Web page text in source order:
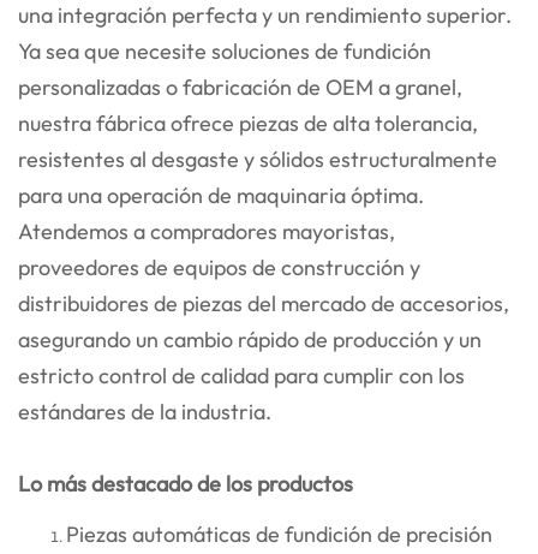
una integración perfecta y un rendimiento superior.
Ya sea que necesite soluciones de fundición
personalizadas o fabricación de OEM a granel,
nuestra fábrica ofrece piezas de alta tolerancia,
resistentes al desgaste y sólidos estructuralmente
para una operación de maquinaria óptima.
Atendemos a compradores mayoristas,
proveedores de equipos de construcción y
distribuidores de piezas del mercado de accesorios,
asegurando un cambio rápido de producción y un
estricto control de calidad para cumplir con los
estándares de la industria.
Lo más destacado de los productos
Piezas automáticas de fundición de precisión